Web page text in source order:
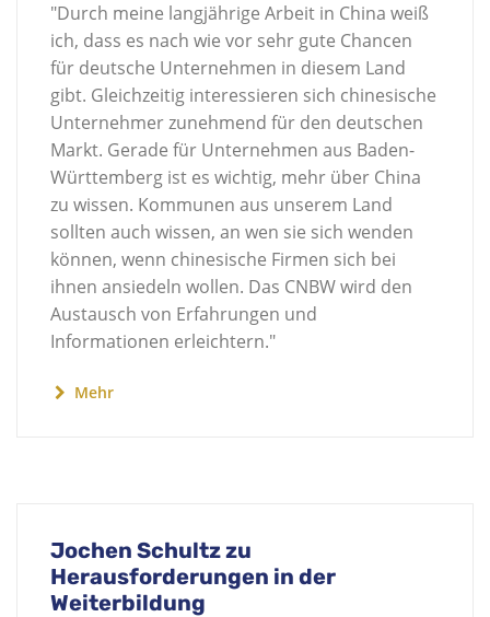
"Durch meine langjährige Arbeit in China weiß
ich, dass es nach wie vor sehr gute Chancen
für deutsche Unternehmen in diesem Land
gibt. Gleichzeitig interessieren sich chinesische
Unternehmer zunehmend für den deutschen
Markt. Gerade für Unternehmen aus Baden-
Württemberg ist es wichtig, mehr über China
zu wissen. Kommunen aus unserem Land
sollten auch wissen, an wen sie sich wenden
können, wenn chinesische Firmen sich bei
ihnen ansiedeln wollen. Das CNBW wird den
Austausch von Erfahrungen und
Informationen erleichtern."
Mehr
Jochen Schultz zu
Herausforderungen in der
Weiterbildung